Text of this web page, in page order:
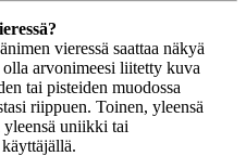
vieressä saattaa näkyä
arvonimeesi liitetty kuva
tai pisteiden muodossa
riippuen. Toinen, yleensä
uniikki tai